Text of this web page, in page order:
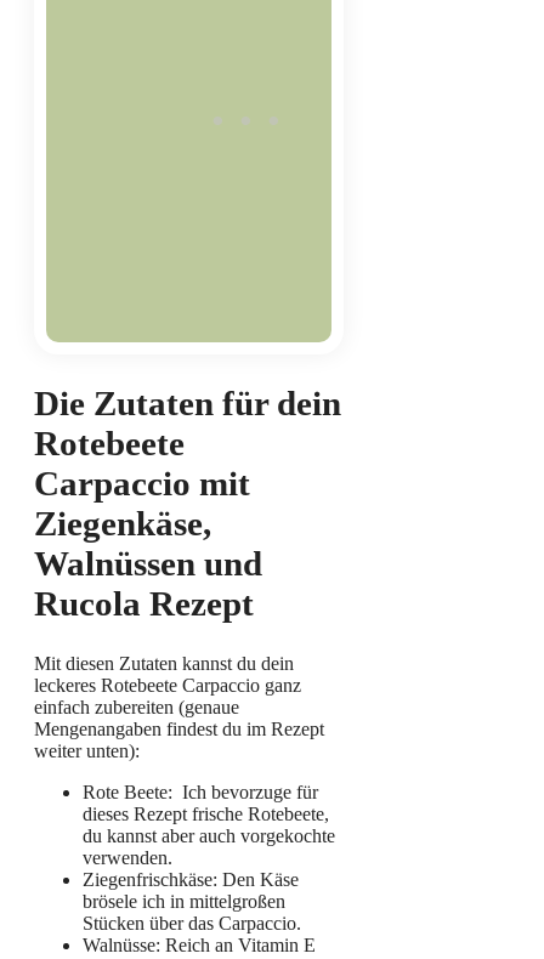
Die Zutaten für dein
Rotebeete
Carpaccio mit
Ziegenkäse,
Walnüssen und
Rucola Rezept
Mit diesen Zutaten kannst du dein
leckeres Rotebeete Carpaccio ganz
einfach zubereiten (genaue
Mengenangaben findest du im Rezept
weiter unten):
Rote Beete: Ich bevorzuge für
dieses Rezept frische Rotebeete,
du kannst aber auch vorgekochte
verwenden.
Ziegenfrischkäse: Den Käse
brösele ich in mittelgroßen
Stücken über das Carpaccio.
Walnüsse: Reich an Vitamin E